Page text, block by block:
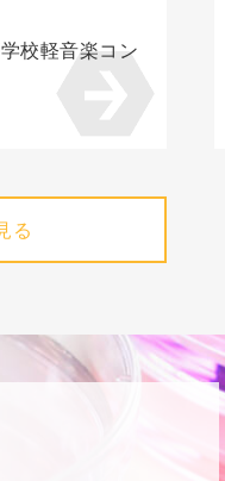
校軽音楽コン
る